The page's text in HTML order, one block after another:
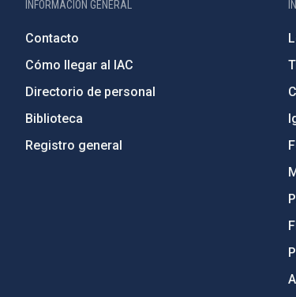
INFORMACIÓN GENERAL
Contacto
Cómo llegar al IAC
Directorio de personal
Biblioteca
Registro general